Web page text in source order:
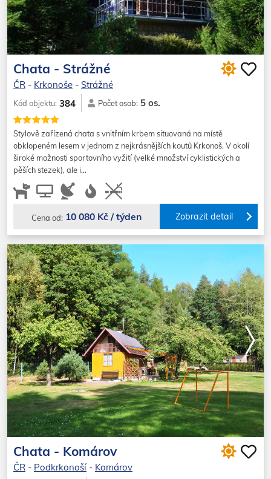
Chata - Strážné
ČR - Krkonoše - Strážné
Kód objektu: 384 Počet osob: 5 os.
Stylově zařízená chata s vnitřním krbem situovaná na místě
obklopeném lesem v jednom z nejkrásnějších koutů Krkonoš. V okolí
široké možnosti sportovního vyžití (velké množství cyklistických a
pěších stezek), ale i…
Cena od: 10 080 Kč / týden Zobrazit detail
Chata - Komárov
ČR - Podkrkonoší - Komárov